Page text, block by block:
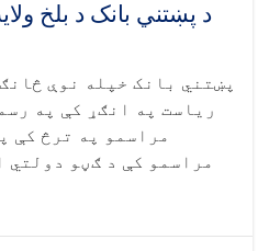
د پښتني بانک د بلخ
پښتني بانک خپله نوې
ریاست په انګړ کې په
مراسمو په ترڅ کې
مراسمو کې د ګڼو دولتي